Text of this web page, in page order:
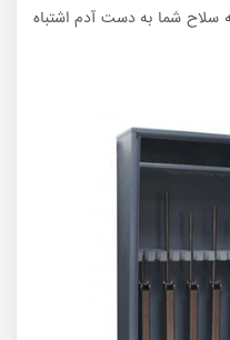
سلاح شما به دست آدم اشتباه